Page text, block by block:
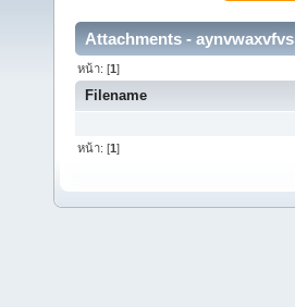
Attachments - aynvwaxvfvs
หน้า: [1]
Filename
หน้า: [1]